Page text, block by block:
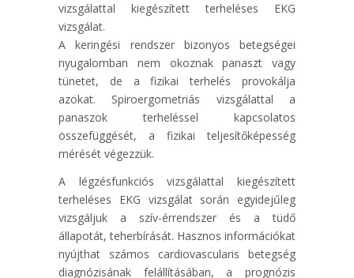
vizsgálattal kiegészített terheléses EKG
vizsgálat.
A keringési rendszer bizonyos betegségei
nyugalomban nem okoznak panaszt vagy
tünetet, de a fizikai terhelés provokálja
azokat. Spiroergometriás vizsgálattal a
panaszok terheléssel kapcsolatos
összefüggését, a fizikai teljesítőképesség
mérését végezzük.
A légzésfunkciós vizsgálattal kiegészített
terheléses EKG vizsgálat során egyidejűleg
vizsgáljuk a szív-érrendszer és a tüdő
állapotát, teherbírását. Hasznos információkat
nyújthat számos cardiovascularis betegség
diagnózisának felállításában, a prognózis